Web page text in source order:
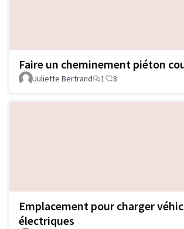
Faire un cheminement piéton
Juliette Bertrand 1 8
Emplacement pour charger
électriques